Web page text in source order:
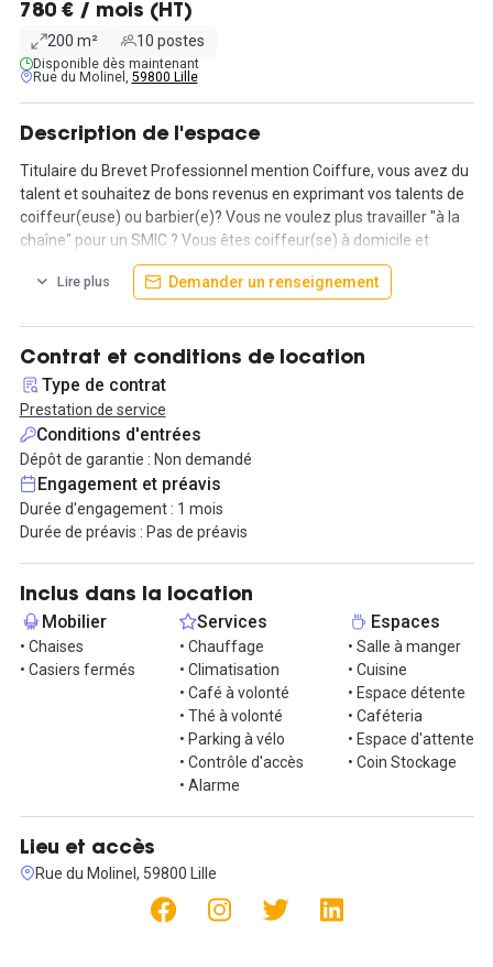
780 € / mois (HT)
200 m² 10 postes
Disponible dès maintenant
Rue du Molinel, 59800 Lille
Description de l'espace
Titulaire du Brevet Professionnel mention Coiffure, vous avez du
talent et souhaitez de bons revenus en exprimant vos talents de
coiffeur(euse) ou barbier(e)? Vous ne voulez plus travailler "à la
chaîne" pour un SMIC ? Vous êtes coiffeur(se) à domicile et
souhaitez un bel endroit pour accueillir vos clients ?
barbiers dans un environnement Premium et sécurisé en plein
centre de Lille et améliorez votre qualité de vie.
Vous pouvez établir votre planning de présence clients 7/7j de 8h
à 20h avec des nocturnes de 20 à 23h.
Gaël, le Manager de Site et son équipe gèrent les plannings, les
RDV clients, l'administratif ainsi que les achats de produits
techniques à conditions préférentielles.
Il faut aussi compter des frais administratifs de 10% du chiffre
d'affaires HT réalisé, en sus de la location. Ils comprennent :
- Eau, Electricité, Wifi ;
- Shampoing, coiffants, serviettes, café ;
- Application de gestion des RDV avec les clients ;
- Accès aux formations Redken et L'Oréal et à leur Business
Développer (pour poursuivre ensuite dans votre propre salon si
Pas de bail, pas de caution et pas d'engagement.
Un concept innovant en exclusivité France avec Redken et L'Oréal
Professionnel
Diplôme, K-Bis, RIB, Pièce d'identité, Assurance RC
Lire plus Demander un renseignement
Contrat et conditions de location
Type de contrat
Prestation de service
Conditions d'entrées
Dépôt de garantie : Non demandé
Engagement et préavis
Durée d'engagement : 1 mois
Durée de préavis : Pas de préavis
Inclus dans la location
Mobilier
• Chaises
• Casiers fermés
Services
• Chauffage
• Climatisation
• Café à volonté
• Thé à volonté
• Parking à vélo
• Contrôle d'accès
• Alarme
Espaces
• Salle à manger
• Cuisine
• Espace détente
• Caféteria
• Espace d'attente
• Coin Stockage
Lieu et accès
Rue du Molinel, 59800 Lille